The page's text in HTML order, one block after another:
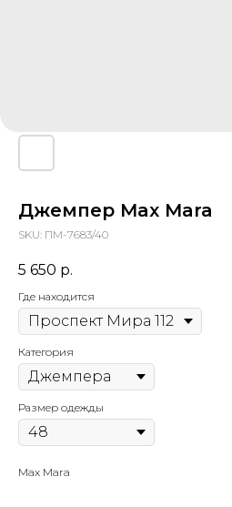
Джемпер Max Mara
SKU: ПМ-7683/40
5 650 р.
Где находится
Категория
Размер одежды
Max Mara